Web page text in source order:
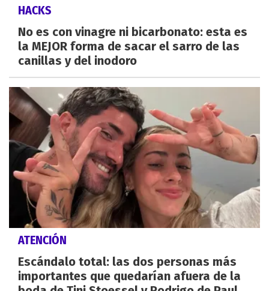
HACKS
No es con vinagre ni bicarbonato: esta es
la MEJOR forma de sacar el sarro de las
canillas y del inodoro
ATENCIÓN
Escándalo total: las dos personas más
importantes que quedarían afuera de la